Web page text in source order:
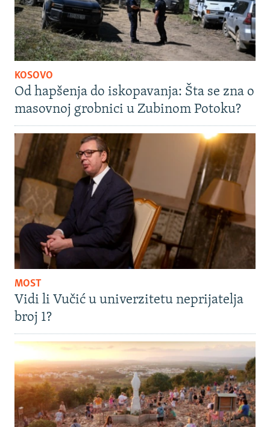
KOSOVO
Od hapšenja do iskopavanja: Šta se zna o
masovnoj grobnici u Zubinom Potoku?
MOST
Vidi li Vučić u univerzitetu neprijatelja
broj 1?